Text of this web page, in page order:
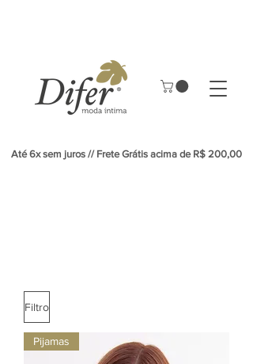
Até 6x sem juros // Frete Grátis acima de R$ 200,00
Filtro
Pijamas